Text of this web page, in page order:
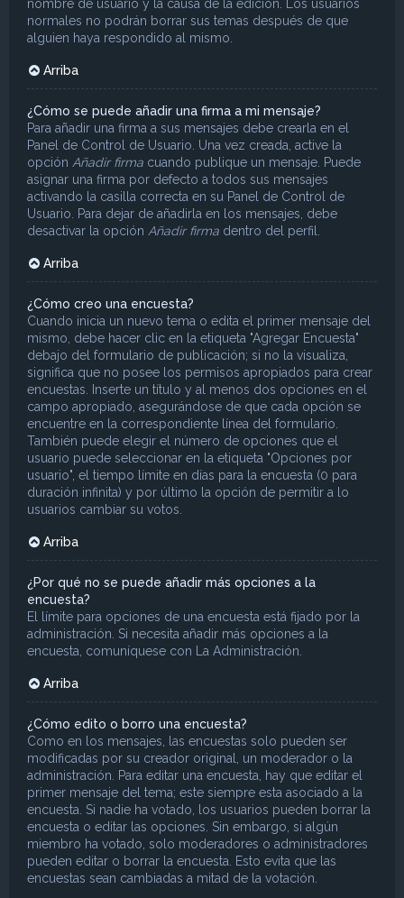
nombre de usuario y la causa de la edición. Los usuarios
normales no podrán borrar sus temas después de que
alguien haya respondido al mismo.
Arriba
¿Cómo se puede añadir una firma a mi mensaje?
Para añadir una firma a sus mensajes debe crearla en el
Panel de Control de Usuario. Una vez creada, active la
opción Añadir firma cuando publique un mensaje. Puede
asignar una firma por defecto a todos sus mensajes
activando la casilla correcta en su Panel de Control de
Usuario. Para dejar de añadirla en los mensajes, debe
desactivar la opción Añadir firma dentro del perfil.
Arriba
¿Cómo creo una encuesta?
Cuando inicia un nuevo tema o edita el primer mensaje del
mismo, debe hacer clic en la etiqueta "Agregar Encuesta"
debajo del formulario de publicación; si no la visualiza,
significa que no posee los permisos apropiados para crear
encuestas. Inserte un título y al menos dos opciones en el
campo apropiado, asegurándose de que cada opción se
encuentre en la correspondiente línea del formulario.
También puede elegir el número de opciones que el
usuario puede seleccionar en la etiqueta "Opciones por
usuario", el tiempo límite en días para la encuesta (0 para
duración infinita) y por último la opción de permitir a lo
usuarios cambiar su votos.
Arriba
¿Por qué no se puede añadir más opciones a la
encuesta?
El límite para opciones de una encuesta está fijado por la
administración. Si necesita añadir más opciones a la
encuesta, comuníquese con La Administración.
Arriba
¿Cómo edito o borro una encuesta?
Como en los mensajes, las encuestas solo pueden ser
modificadas por su creador original, un moderador o la
administración. Para editar una encuesta, hay que editar el
primer mensaje del tema; este siempre esta asociado a la
encuesta. Si nadie ha votado, los usuarios pueden borrar la
encuesta o editar las opciones. Sin embargo, si algún
miembro ha votado, solo moderadores o administradores
pueden editar o borrar la encuesta. Esto evita que las
encuestas sean cambiadas a mitad de la votación.